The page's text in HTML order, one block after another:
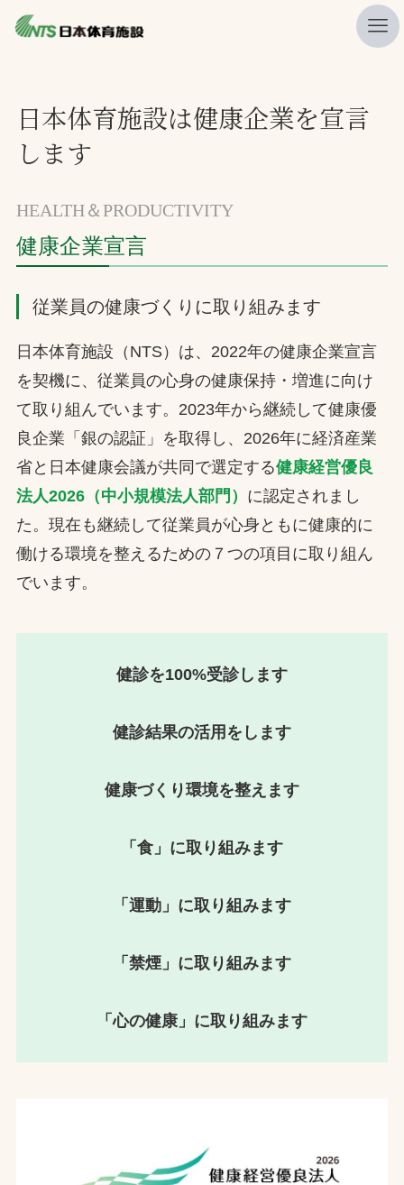
ニュース
プレスリリース
製品・サービス一覧
施工・管理実績一覧
会社概要
採用情報
検索
お問合せ
お取引先の皆様へ
プライバシーポリシー
ソーシャルメディアポリシー
文字の見えづらさや操作にお困りの方へ
日本体育施設は健康企業を宣言
します
HEALTH＆PRODUCTIVITY
健康企業宣言
従業員の健康づくりに取り組みます
日本体育施設（NTS）は、2022年の健康企業宣言
を契機に、従業員の心身の健康保持・増進に向け
て取り組んでいます。2023年から継続して健康優
良企業「銀の認証」を取得し、2026年に経済産業
省と日本健康会議が共同で選定する健康経営優良
法人2026（中小規模法人部門） に認定されまし
た。現在も継続して従業員が心身ともに健康的に
働ける環境を整えるための７つの項目に取り組ん
でいます。
健診を100%受診します
健診結果の活用をします
健康づくり環境を整えます
「食」に取り組みます
「運動」に取り組みます
「禁煙」に取り組みます
「心の健康」に取り組みます